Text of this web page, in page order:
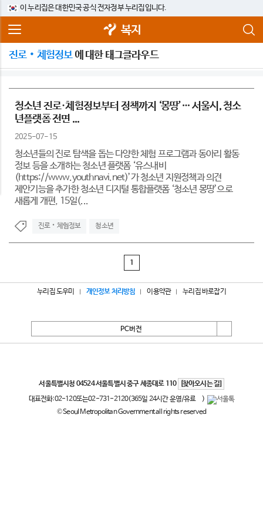
이 누리집은 대한민국 공식 전자정부 누리집입니다.
복지
진로‧체험정보에 대한 태그클라우드
청소년 진로·체험정보부터 정책까지 ‘몽땅’… 서울시, 청소
년플랫폼 전면 ...
2025-07-15
청소년들의 진로 탐색을 돕는 다양한 체험 프로그램과 동아리 활동
정보 등을 소개하는 청소년 플랫폼 ‘유스내비
(https://www.youthnavi.net)’가 청소년 지원정책과 의견
제안기능을 추가한 청소년 디지털 통합플랫폼 ‘청소년 몽땅’으로
새롭게 개편, 15일(...
진로‧체험정보 청소년
1
누리집 도우미 개인정보 처리방침 이용약관 누리집 바로잡기
PC버전
서울특별시청 04524 서울특별시 중구 세종대로 110
[찾아오시는 길]
대표전화:02-120또는02-731-2120(365일 24시간 운영/유료
)
© Seoul Metropolitan Government all rights reserved